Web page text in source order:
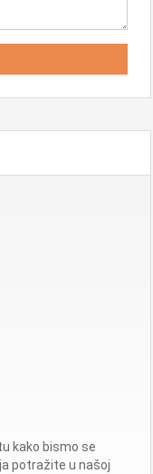
kako bismo se
potražite u našoj